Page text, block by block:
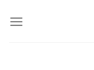
qua